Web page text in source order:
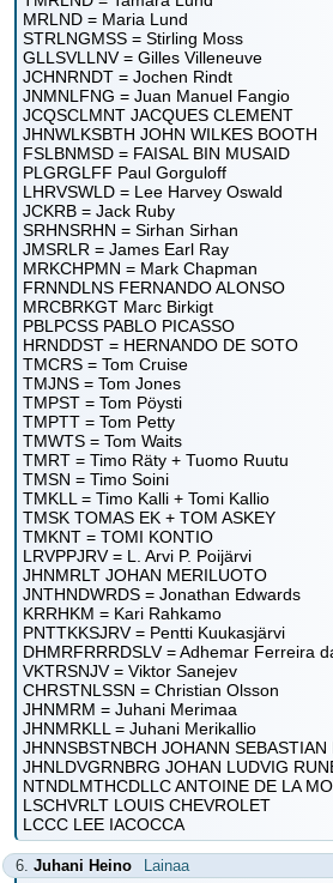
MRLND = Maria Lund
STRLNGMSS = Stirling Moss
GLLSVLLNV = Gilles Villeneuve
JCHNRNDT = Jochen Rindt
JNMNLFNG = Juan Manuel Fangio
JCQSCLMNT JACQUES CLEMENT
JHNWLKSBTH JOHN WILKES BOOTH
FSLBNMSD = FAISAL BIN MUSAID
PLGRGLFF Paul Gorguloff
LHRVSWLD = Lee Harvey Oswald
JCKRB = Jack Ruby
SRHNSRHN = Sirhan Sirhan
JMSRLR = James Earl Ray
MRKCHPMN = Mark Chapman
FRNNDLNS FERNANDO ALONSO
MRCBRKGT Marc Birkigt
PBLPCSS PABLO PICASSO
HRNDDST = HERNANDO DE SOTO
TMCRS = Tom Cruise
TMJNS = Tom Jones
TMPST = Tom Pöysti
TMPTT = Tom Petty
TMWTS = Tom Waits
TMRT = Timo Räty + Tuomo Ruutu
TMSN = Timo Soini
TMKLL = Timo Kalli + Tomi Kallio
TMSK TOMAS EK + TOM ASKEY
TMKNT = TOMI KONTIO
LRVPPJRV = L. Arvi P. Poijärvi
JHNMRLT JOHAN MERILUOTO
JNTHNDWRDS = Jonathan Edwards
KRRHKM = Kari Rahkamo
PNTTKKSJRV = Pentti Kuukasjärvi
DHMRFRRRDSLV = Adhemar Ferreira
VKTRSNJV = Viktor Sanejev
CHRSTNLSSN = Christian Olsson
JHNMRM = Juhani Merimaa
JHNMRKLL = Juhani Merikallio
JHNNSBSTNBCH JOHANN SEBASTIAN
JHNLDVGRNBRG JOHAN LUDVIG
NTNDLMTHCDLLC ANTOINE DE LA
LSCHVRLT LOUIS CHEVROLET
LCCC LEE IACOCCA
6. Juhani Heino Lainaa